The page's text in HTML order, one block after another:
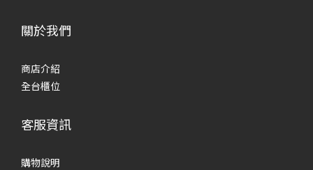
關於我們
商店介紹
全台櫃位
客服資訊
購物說明